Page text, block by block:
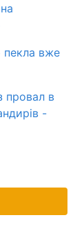
пекла вже
провал в
-